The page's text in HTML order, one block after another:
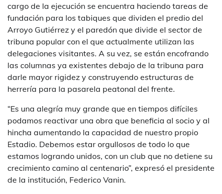
cargo de la ejecución se encuentra haciendo tareas de
fundación para los tabiques que dividen el predio del
Arroyo Gutiérrez y el paredón que divide el sector de
tribuna popular con el que actualmente utilizan las
delegaciones visitantes. A su vez, se están encofrando
las columnas ya existentes debajo de la tribuna para
darle mayor rigidez y construyendo estructuras de
herrería para la pasarela peatonal del frente.
“Es una alegría muy grande que en tiempos difíciles
podamos reactivar una obra que beneficia al socio y al
hincha aumentando la capacidad de nuestro propio
Estadio. Debemos estar orgullosos de todo lo que
estamos logrando unidos, con un club que no detiene su
crecimiento camino al centenario”, expresó el presidente
de la institución, Federico Vanin.